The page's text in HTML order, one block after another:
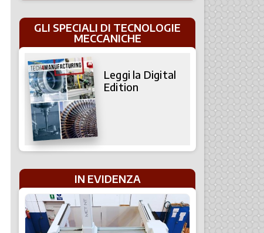
GLI SPECIALI DI TECNOLOGIE
MECCANICHE
Leggi la Digital
Edition
IN EVIDENZA